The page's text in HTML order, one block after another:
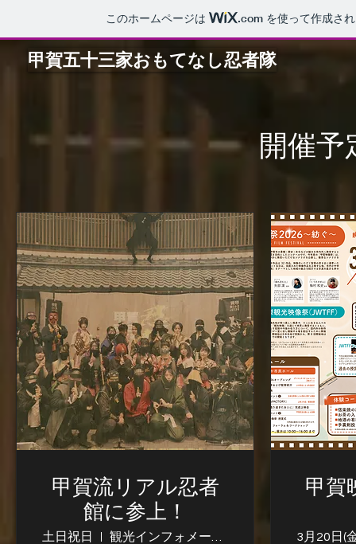
このホームページは .com を使って作成さ
甲賀五十三家おもてなし忍者隊
開催
甲賀流リアル忍者
館に参上！
土日祝日
甲賀
3月20日(